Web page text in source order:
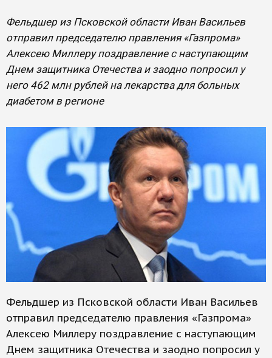
Фельдшер из Псковской области Иван Васильев
отправил председателю правления «Газпрома»
Алексею Миллеру поздравление с наступающим
Днем защитника Отечества и заодно попросил у
него 462 млн рублей на лекарства для больных
диабетом в регионе
Фельдшер из Псковской области Иван Васильев
отправил председателю правления «Газпрома»
Алексею Миллеру поздравление с наступающим
Днем защитника Отечества и заодно попросил у